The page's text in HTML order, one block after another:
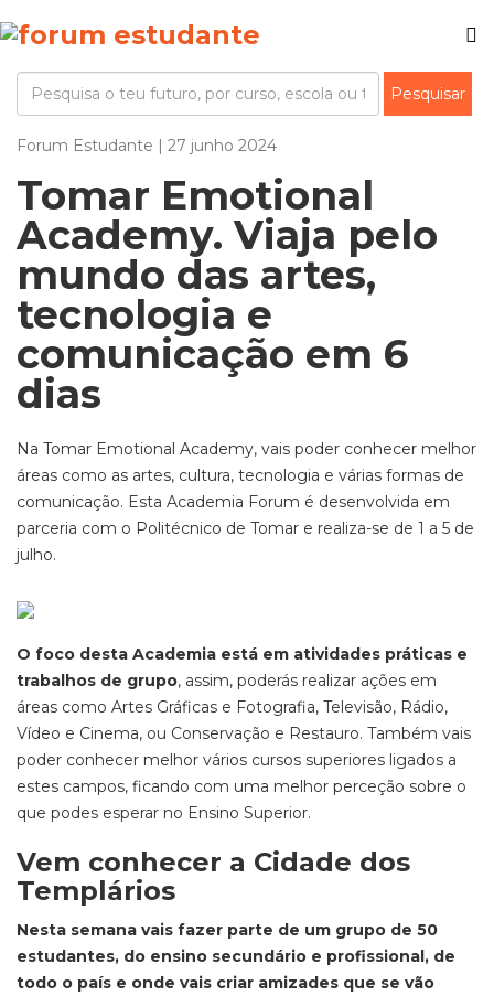
Forum Estudante | 27 junho 2024
Tomar Emotional
Academy. Viaja pelo
mundo das artes,
tecnologia e
comunicação em 6
dias
Na Tomar Emotional Academy, vais poder conhecer melhor
áreas como as artes, cultura, tecnologia e várias formas de
comunicação. Esta Academia Forum é desenvolvida em
parceria com o Politécnico de Tomar e realiza-se de 1 a 5 de
julho.
O foco desta Academia está em atividades práticas e
trabalhos de grupo, assim, poderás realizar ações em
áreas como Artes Gráficas e Fotografia, Televisão, Rádio,
Vídeo e Cinema, ou Conservação e Restauro. Também vais
poder conhecer melhor vários cursos superiores ligados a
estes campos, ficando com uma melhor perceção sobre o
que podes esperar no Ensino Superior.
Vem conhecer a Cidade dos
Templários
Nesta semana vais fazer parte de um grupo de 50
estudantes, do ensino secundário e profissional, de
todo o país e onde vais criar amizades que se vão